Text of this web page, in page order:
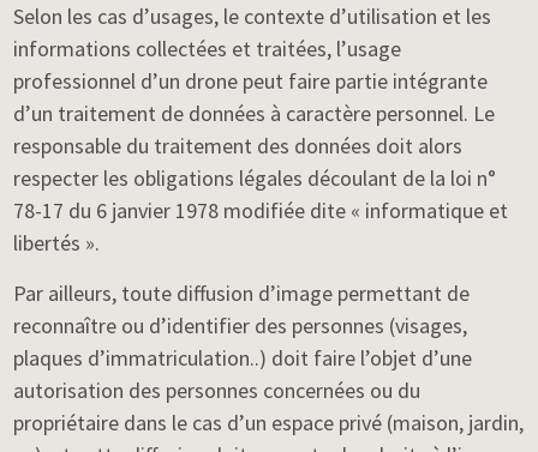
Selon les cas d’usages, le contexte d’utilisation et les
informations collectées et traitées, l’usage
professionnel d’un drone peut faire partie intégrante
d’un traitement de données à caractère personnel. Le
responsable du traitement des données doit alors
respecter les obligations légales découlant de la loi n°
78-17 du 6 janvier 1978 modifiée dite « informatique et
libertés ».
Par ailleurs, toute diffusion d’image permettant de
reconnaître ou d’identifier des personnes (visages,
plaques d’immatriculation..) doit faire l’objet d’une
autorisation des personnes concernées ou du
propriétaire dans le cas d’un espace privé (maison, jardin,